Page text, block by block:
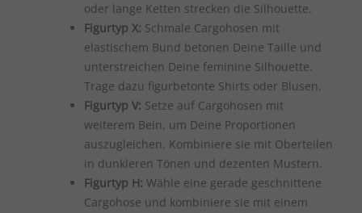
oder lange Ketten strecken die Silhouette.
Figurtyp X: Schmale Cargohosen mit
elastischem Bund betonen Deine Taille und
unterstreichen Deine feminine Silhouette.
Trage dazu figurbetonte Shirts oder Blusen.
Figurtyp V: Setze auf Cargohosen mit
weiterem Bein, um Deine Proportionen
auszugleichen. Kombiniere sie mit Oberteilen
in dunkleren Tönen und dezenten Mustern.
Figurtyp H: Wähle eine gerade geschnittene
Cargohose und kombiniere sie mit einem